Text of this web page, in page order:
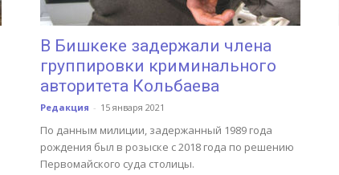
В Бишкеке задержали члена
группировки криминального
авторитета Кольбаева
Редакция - 15 января 2021
По данным милиции, задержанный 1989 года
рождения был в розыске с 2018 года по решению
Первомайского суда столицы.